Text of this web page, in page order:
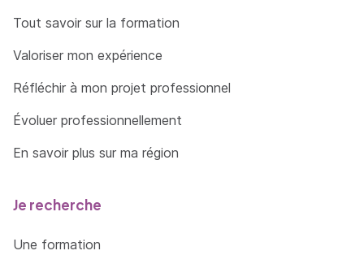
Tout savoir sur la formation
Valoriser mon expérience
Réfléchir à mon projet professionnel
Évoluer professionnellement
En savoir plus sur ma région
Je recherche
Une formation